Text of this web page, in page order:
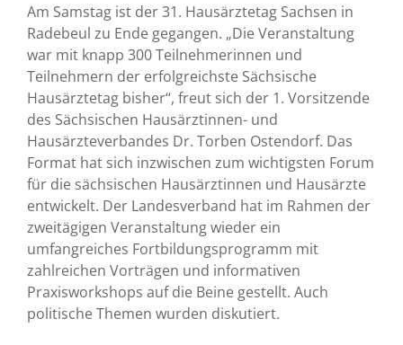
Am Samstag ist der 31. Hausärztetag Sachsen in
Radebeul zu Ende gegangen. „Die Veranstaltung
war mit knapp 300 Teilnehmerinnen und
Teilnehmern der erfolgreichste Sächsische
Hausärztetag bisher“, freut sich der 1. Vorsitzende
des Sächsischen Hausärztinnen- und
Hausärzteverbandes Dr. Torben Ostendorf. Das
Format hat sich inzwischen zum wichtigsten Forum
für die sächsischen Hausärztinnen und Hausärzte
entwickelt. Der Landesverband hat im Rahmen der
zweitägigen Veranstaltung wieder ein
umfangreiches Fortbildungsprogramm mit
zahlreichen Vorträgen und informativen
Praxisworkshops auf die Beine gestellt. Auch
politische Themen wurden diskutiert.